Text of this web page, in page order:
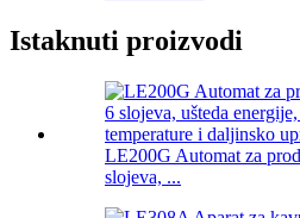
Istaknuti proizvodi
LE200G Automat za
slojeva, ...